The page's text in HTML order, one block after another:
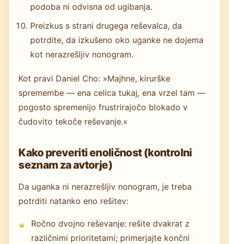
podoba ni odvisna od ugibanja.
Preizkus s strani drugega reševalca, da
potrdite, da izkušeno oko uganke ne dojema
kot nerazrešljiv nonogram.
Kot pravi Daniel Cho: »Majhne, kirurške
spremembe — ena celica tukaj, ena vrzel tam —
pogosto spremenijo frustrirajočo blokado v
čudovito tekoče reševanje.«
Kako preveriti enoličnost (kontrolni
seznam za avtorje)
Da uganka ni nerazrešljiv nonogram, je treba
potrditi natanko eno rešitev:
Ročno dvojno reševanje: rešite dvakrat z
različnimi prioritetami; primerjajte končni